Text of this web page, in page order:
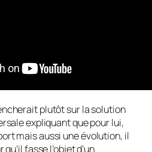
plutôt sur la solution
expliquant que pour lui,
mais aussi une évolution, il
fasse l’objet d’un